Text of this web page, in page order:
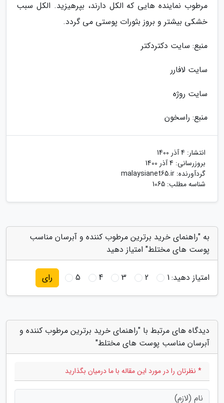
مرطوب نماینده هایی که الکل دارند، بپرهیزید. الکل سبب
خشکی بیشتر و بروز بثورات پوستی می گردد.
منبع: سایت دکتردکتر
سایت لافارر
سایت روژه
منبع: راسخون
انتشار: 4 آذر 1400
بروزرسانی: 4 آذر 1400
گردآورنده: malaysianet65.ir
شناسه مطلب: 1065
به "راهنمای خرید برترین مرطوب کننده و آبرسان مناسب
پوست های مختلط" امتیاز دهید
امتیاز دهید:1
2
3
4
5 رای
دیدگاه های مرتبط با "راهنمای خرید برترین مرطوب کننده و
آبرسان مناسب پوست های مختلط"
* نظرتان را در مورد این مقاله با ما درمیان بگذارید